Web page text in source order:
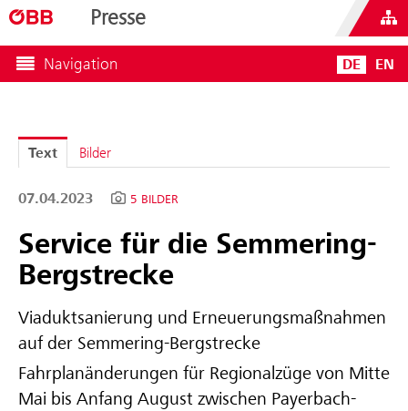
Presse
Navigation DE EN
Text Bilder
07.04.2023 5 BILDER
Service für die Semmering-
Bergstrecke
Viaduktsanierung und Erneuerungsmaßnahmen
auf der Semmering-Bergstrecke
Fahrplanänderungen für Regionalzüge von Mitte
Mai bis Anfang August zwischen Payerbach-